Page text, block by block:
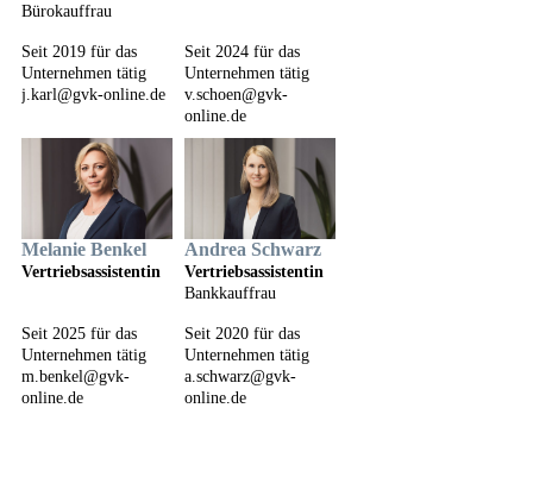
Bürokauffrau
Seit 2019 für das
Unternehmen tätig
j.karl@gvk-online.de
Seit 2024 für das
Unternehmen tätig
v.schoen@gvk-
online.de
Melanie Benkel
Vertriebsassistentin
Seit 2025 für das
Unternehmen tätig
m.benkel@gvk-
online.de
Andrea Schwarz
Vertriebsassistentin
Bankkauffrau
Seit 2020 für das
Unternehmen tätig
a.schwarz@gvk-
online.de